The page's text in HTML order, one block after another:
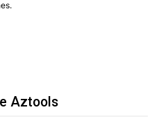
Aztools